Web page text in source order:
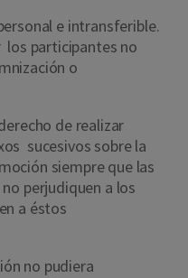
e intransferible.
los participantes no
o
de realizar
sucesivos sobre la
siempre que las
perjudiquen a los
a éstos
no pudiera